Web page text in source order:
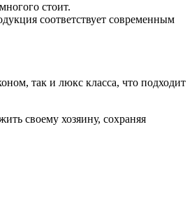
стоит.
соответствует современным
так и люкс класса, что подходит
своему хозяину, сохраняя